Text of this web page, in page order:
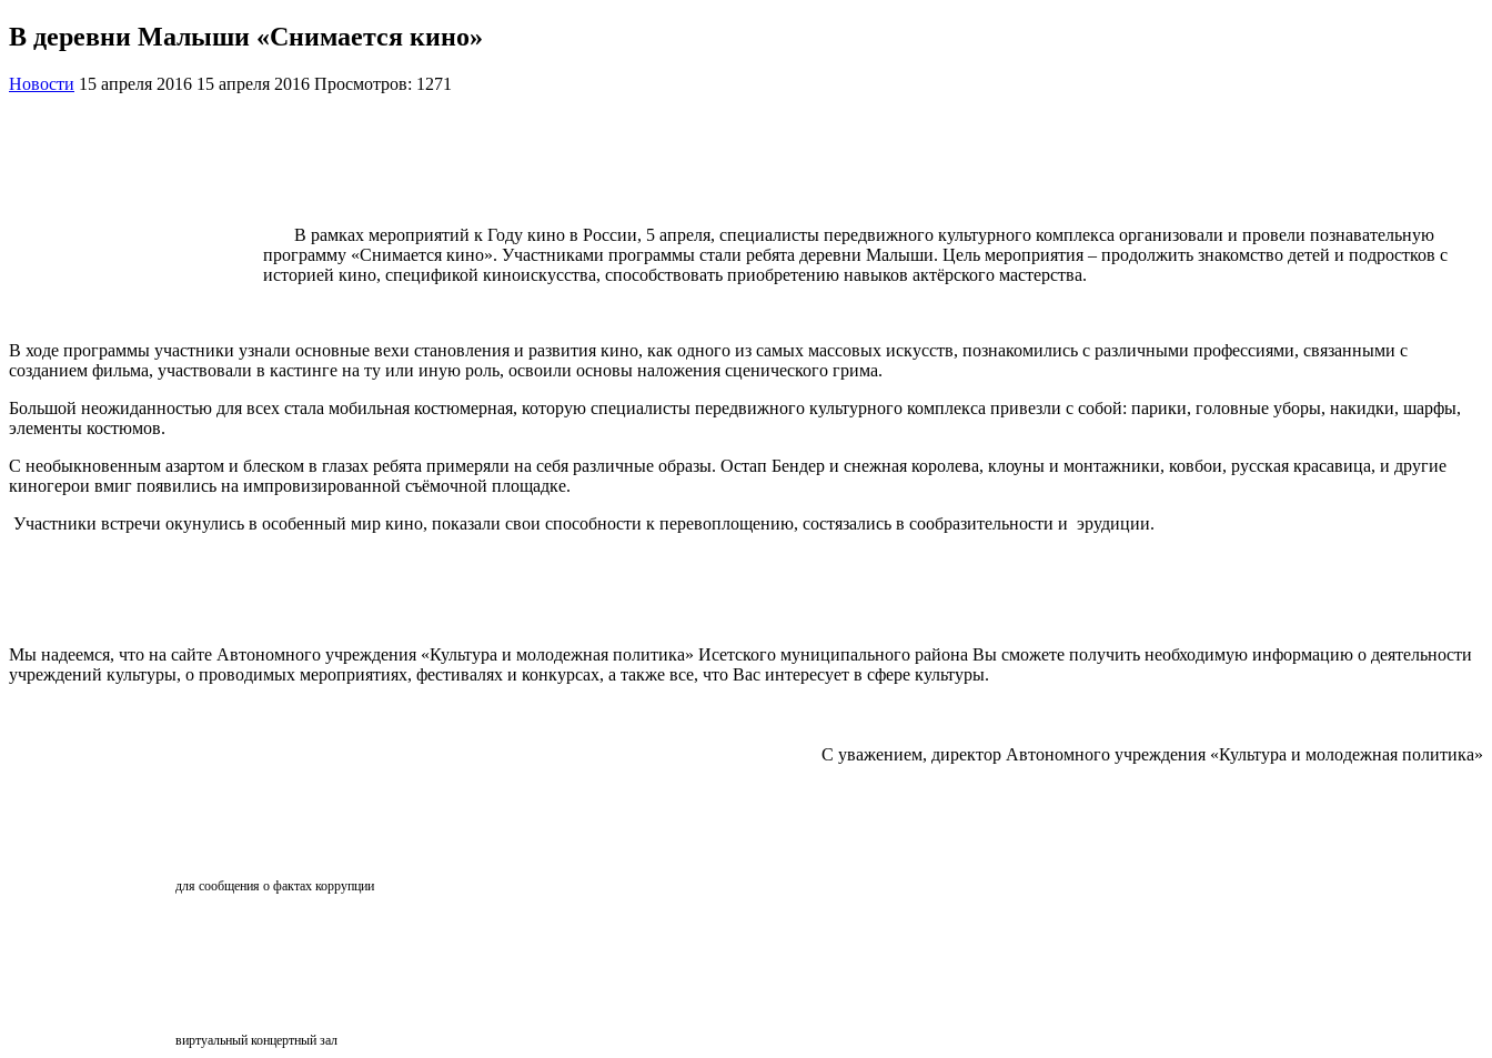
В деревни Малыши «Снимается кино»
Новости 15 апреля 2016 15 апреля 2016 Просмотров: 1271
В рамках мероприятий к Году кино в России, 5 апреля, специалисты передвижного культурного комплекса организовали и провели познавательную
программу «Снимается кино». Участниками программы стали ребята деревни Малыши. Цель мероприятия – продолжить знакомство детей и подростков с
историей кино, спецификой киноискусства, способствовать приобретению навыков актёрского мастерства.
В ходе программы участники узнали основные вехи становления и развития кино, как одного из самых массовых искусств, познакомились с различными профессиями, связанными с
созданием фильма, участвовали в кастинге на ту или иную роль, освоили основы наложения сценического грима.
Большой неожиданностью для всех стала мобильная костюмерная, которую специалисты передвижного культурного комплекса привезли с собой: парики, головные уборы, накидки, шарфы,
элементы костюмов.
С необыкновенным азартом и блеском в глазах ребята примеряли на себя различные образы. Остап Бендер и снежная королева, клоуны и монтажники, ковбои, русская красавица, и другие
киногерои вмиг появились на импровизированной съёмочной площадке.
Участники встречи окунулись в особенный мир кино, показали свои способности к перевоплощению, состязались в сообразительности и эрудиции.
Мы надеемся, что на сайте Автономного учреждения «Культура и молодежная политика» Исетского муниципального района Вы сможете получить необходимую информацию о деятельности
учреждений культуры, о проводимых мероприятиях, фестивалях и конкурсах, а также все, что Вас интересует в сфере культуры.
С уважением, директор Автономного учреждения «Культура и молодежная политика»
для сообщения о фактах коррупции
виртуальный концертный зал